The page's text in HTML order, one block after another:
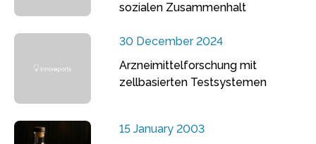
sozialen Zusammenhalt
30 December 2024
Arzneimittelforschung mit
zellbasierten Testsystemen
15 January 2003